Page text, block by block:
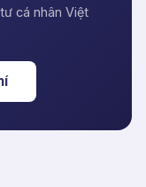
cá nhân Việt